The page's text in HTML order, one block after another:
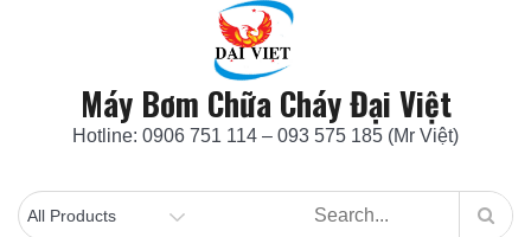
Máy Bơm Chữa Cháy Đại Việt
Hotline: 0906 751 114 – 093 575 185 (Mr Việt)